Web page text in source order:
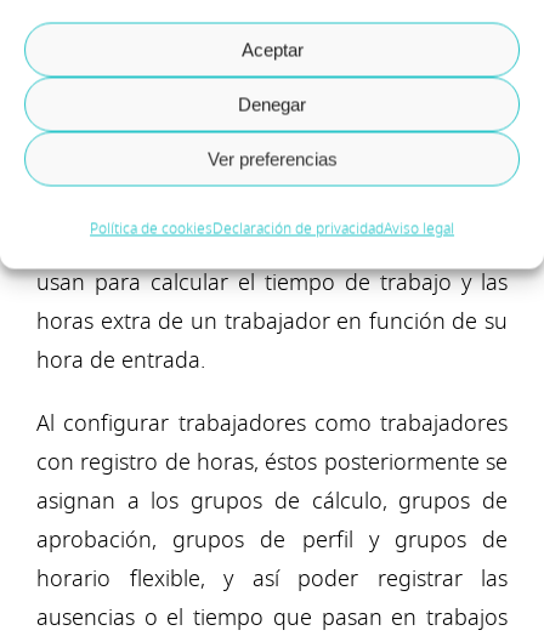
Aceptar
Denegar
Ver preferencias
Política de cookiesDeclaración de privacidadAviso legal
Para ello hay que situarse en Tiempo y
asistencia – Configurar – Perfiles de tiempo –
grupos de perfilesse pueden utilizar para
trabajo en el mismo grupo, por ejemplo, se
usan para calcular el tiempo de trabajo y las
horas extra de un trabajador en función de su
hora de entrada.
Al configurar trabajadores como trabajadores
con registro de horas, éstos posteriormente se
asignan a los grupos de cálculo, grupos de
aprobación, grupos de perfil y grupos de
horario flexible, y así poder registrar las
ausencias o el tiempo que pasan en trabajos